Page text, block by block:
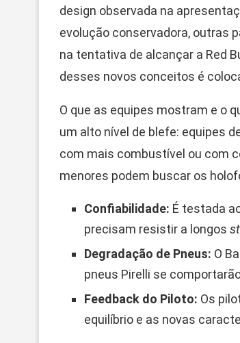
design observada na
evolução conservadora, outras
na tentativa de alcançar a Red
desses novos conceitos é
O que as equipes mostram e o
um alto nível de blefe: equipes
com mais combustível ou com
menores podem buscar os
Confiabilidade: É testada
precisam resistir a longos
Degradação de Pneus: O
pneus Pirelli se
Feedback do Piloto: Os
equilíbrio e as novas